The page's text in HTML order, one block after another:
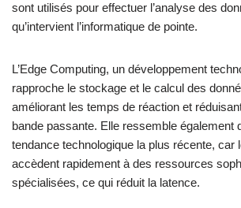
sont utilisés pour effectuer l’analyse des
qu’intervient l’informatique de pointe.
L’Edge Computing, un développement
rapproche le stockage et le calcul des
améliorant les temps de réaction et
bande passante. Elle ressemble également
tendance technologique la plus récente, car
accèdent rapidement à des ressources
spécialisées, ce qui réduit la latence.